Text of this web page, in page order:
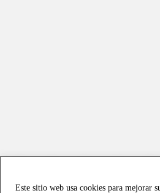
Este sitio web usa cookies para mejorar